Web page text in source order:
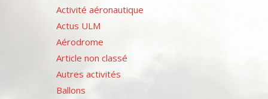
Activité aéronautique
Actus ULM
Aérodrome
Article non classé
Autres activités
Ballons